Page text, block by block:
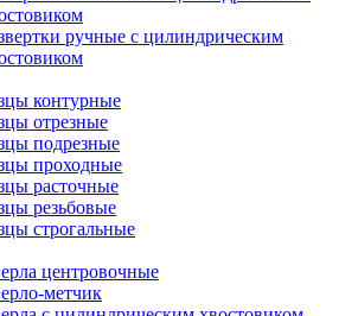
ручные с цилиндрическим
контурные
отрезные
подрезные
проходные
расточные
резьбовые
строгальные
центровочные
метчик